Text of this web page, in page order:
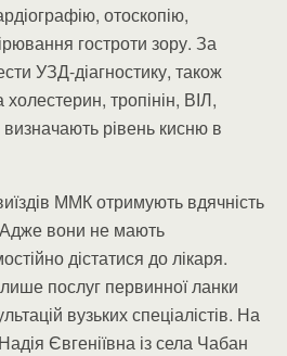
отоскопію,
гостроти зору. За
УЗД-діагностику, також
тропінін, ВІЛ,
визначають рівень кисню в
ММК отримують вдячність
Адже вони не мають
дістатися до лікаря.
послуг первинної ланки
вузьких спеціалістів. На
Євгеніївна із села Чабан